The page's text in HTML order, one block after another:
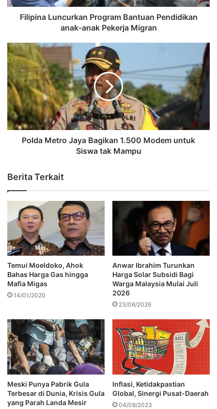
Filipina Luncurkan Program Bantuan Pendidikan
anak-anak Pekerja Migran
Polda Metro Jaya Bagikan 1.500 Modem untuk
Siswa tak Mampu
Berita Terkait
Temui Moeldoko, Ahok
Bahas Harga Gas hingga
Mafia Migas
14/01/2020
Anwar Ibrahim Turunkan
Harga Solar Subsidi Bagi
Warga Malaysia Mulai Juli
2026
23/06/2026
Meski Punya Pabrik Gula
Terbesar di Dunia, Krisis Gula
yang Parah Landa Mesir
Inflasi, Ketidakpastian
Global, Sinergi Pusat-Daerah
04/08/2023